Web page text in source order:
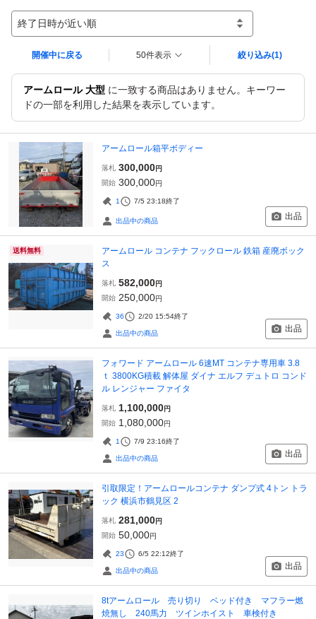
終了日時が近い順
開催中に戻る 50件表示 絞り込み(1)
アームロール 大型 に一致する商品はありません。キーワー
ドの一部を利用した結果を表示しています。
アームロール箱平ボディー
落札 300,000円
開始 300,000円
1 7/5 23:18終了
出品中の商品 出品
送料無料
アームロール コンテナ フックロール 鉄箱 産廃ボック
ス
落札 582,000円
開始 250,000円
36 2/20 15:54終了
出品中の商品 出品
フォワード アームロール 6速MT コンテナ専用車 3.8
ｔ 3800KG積載 解体屋 ダイナ エルフ デュトロ コンド
ル レンジャー ファイタ
落札 1,100,000円
開始 1,080,000円
1 7/9 23:16終了
出品中の商品 出品
引取限定！アームロールコンテナ ダンプ式 4トン トラ
ック 横浜市鶴見区 2
落札 281,000円
開始 50,000円
23 6/5 22:12終了
出品中の商品 出品
8tアームロール 売り切り ベッド付き マフラー燃
焼無し 240馬力 ツインホイスト 車検付き